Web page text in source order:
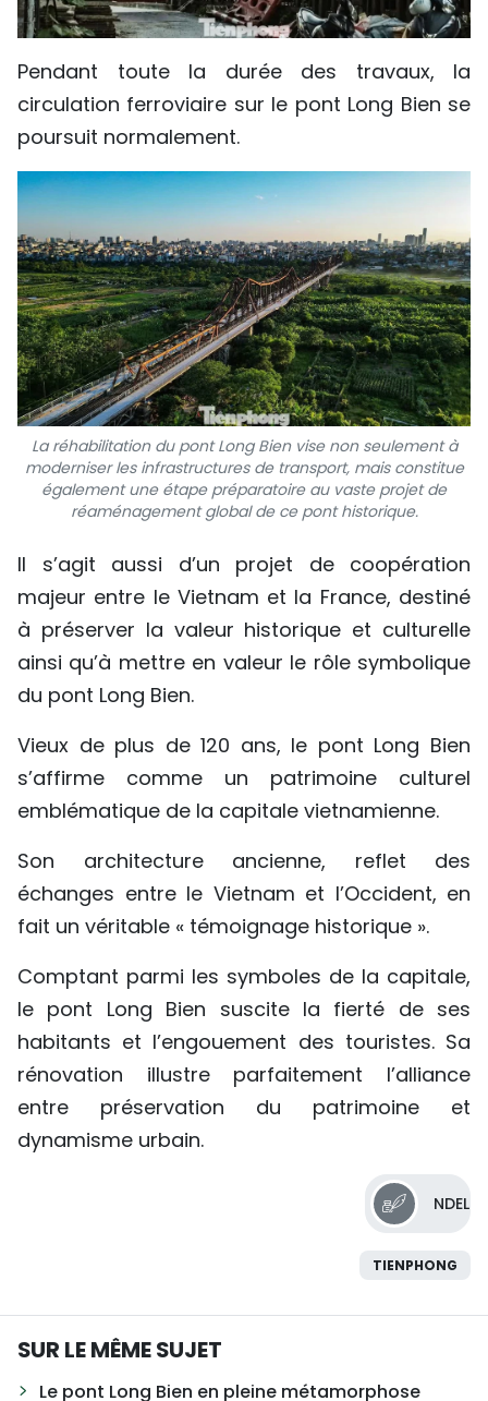
Pendant toute la durée des travaux, la
circulation ferroviaire sur le pont Long Bien se
poursuit normalement.
La réhabilitation du pont Long Bien vise non seulement à
moderniser les infrastructures de transport, mais constitue
également une étape préparatoire au vaste projet de
réaménagement global de ce pont historique.
Il s’agit aussi d’un projet de coopération
majeur entre le Vietnam et la France, destiné
à préserver la valeur historique et culturelle
ainsi qu’à mettre en valeur le rôle symbolique
du pont Long Bien.
Vieux de plus de 120 ans, le pont Long Bien
s’affirme comme un patrimoine culturel
emblématique de la capitale vietnamienne.
Son architecture ancienne, reflet des
échanges entre le Vietnam et l’Occident, en
fait un véritable « témoignage historique ».
Comptant parmi les symboles de la capitale,
le pont Long Bien suscite la fierté de ses
habitants et l’engouement des touristes. Sa
rénovation illustre parfaitement l’alliance
entre préservation du patrimoine et
dynamisme urbain.
NDEL
TIENPHONG
SUR LE MÊME SUJET
Le pont Long Bien en pleine métamorphose